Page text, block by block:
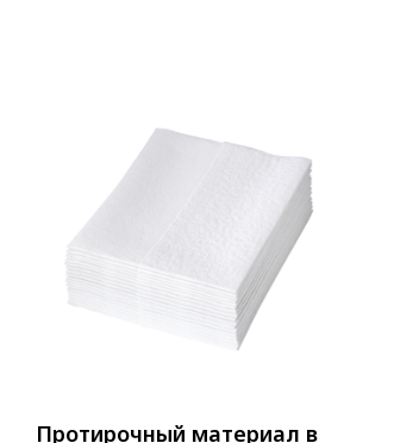
Протирочный материал в